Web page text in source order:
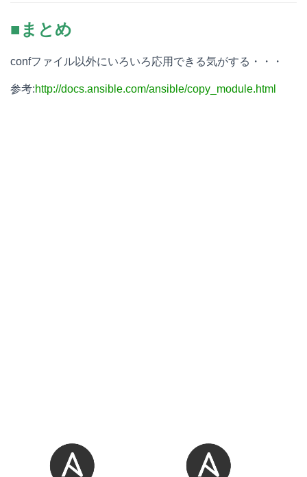
■まとめ
confファイル以外にいろいろ応用できる気がする・・・
参考:http://docs.ansible.com/ansible/copy_module.html